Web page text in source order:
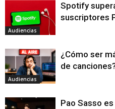
Audiencias
Spotify
suscriptores
Audiencias
¿Cómo ser
de
Pao Sasso